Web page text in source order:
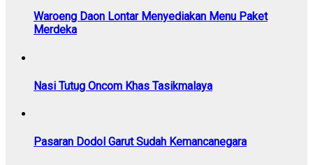
Waroeng Daon Lontar Menyediakan Menu Paket
Merdeka
Nasi Tutug Oncom Khas Tasikmalaya
Pasaran Dodol Garut Sudah Kemancanegara